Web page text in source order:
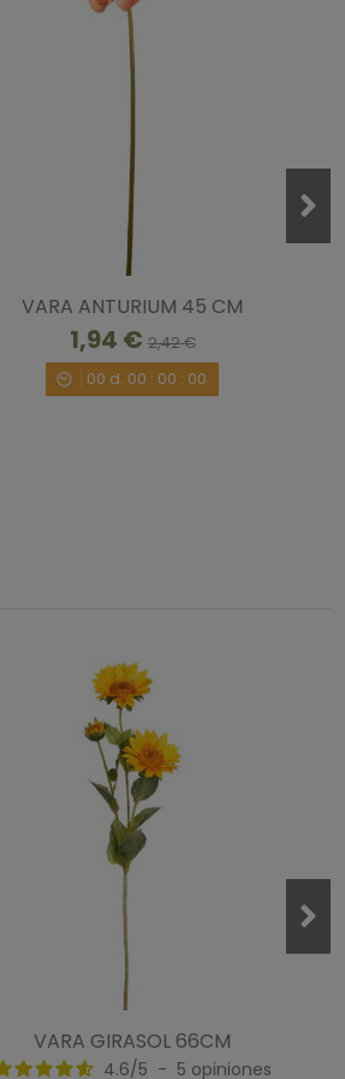
VARA ANTURIUM 45 CM
1,94 €2,42 €
00 d. 00 : 00 : 00
VARA GIRASOL 66CM
4.6/5 - 5 opiniones